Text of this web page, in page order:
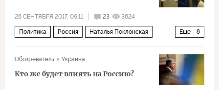
28 СЕНТЯБРЯ 2017, 09:11 23 3824
Еще 8
Политика Россия Наталья Поклонская
Ирина Яровая
Обозреватель Украина
Кто же будет влиять на Россию?